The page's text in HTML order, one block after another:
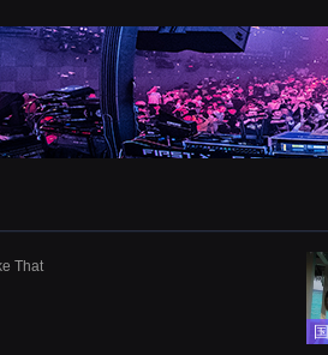
That